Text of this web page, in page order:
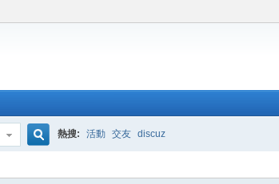
熱搜: 活動 交友 discuz